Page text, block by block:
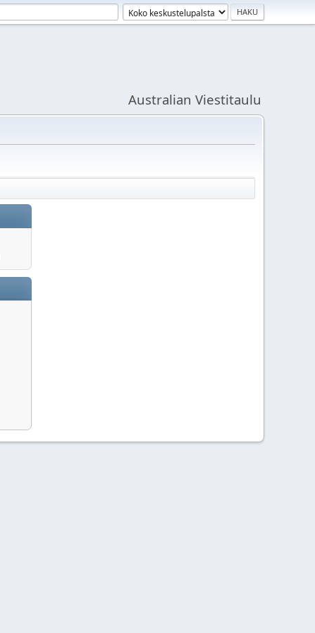
Australian Viestitaulu